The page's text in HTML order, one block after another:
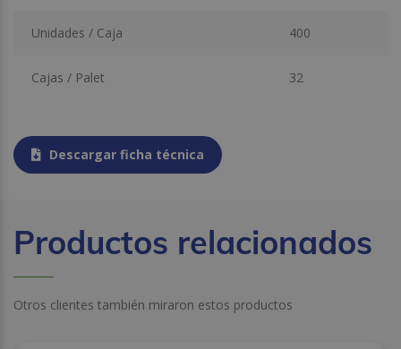
Unidades / Caja 400
Cajas / Palet 32
Descargar ficha técnica
Productos relacionados
Otros clientes también miraron estos productos